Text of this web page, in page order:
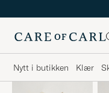
Nytt i butikken Klær